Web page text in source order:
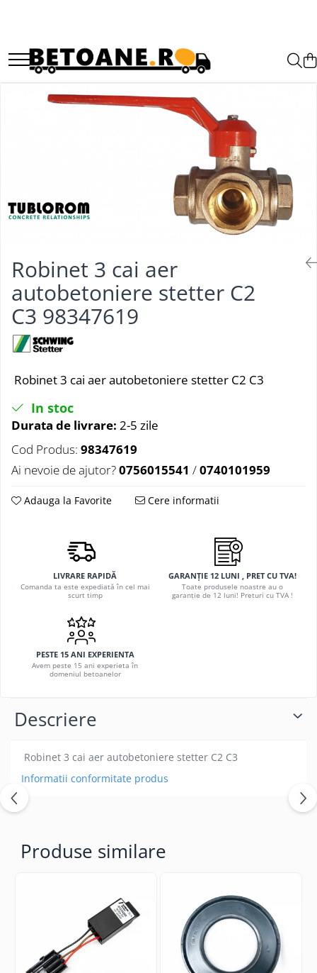
PIESE AUTOBETONIERE
AUTOBETONIERE STETTER
AUTOBETONIERE LIEBHERR
Robinet 3 cai aer
autobetoniere stetter C2
C3 98347619
Robinet 3 cai aer autobetoniere stetter C2 C3
In stoc
Durata de livrare: 2-5 zile
Cod Produs: 98347619
Ai nevoie de ajutor?0756015541 /0740101959
Adauga la Favorite Cere informatii
LIVRARE RAPIDĂ
Comanda ta este expediată în cel mai
scurt timp
GARANȚIE 12 LUNI , PRET CU TVA!
Toate produsele noastre au o
garanție de 12 luni! Preturi cu TVA !
PESTE 15 ANI EXPERIENTA
Avem peste 15 ani experieta în
domeniul betoanelor
Descriere
Robinet 3 cai aer autobetoniere stetter C2 C3
Informatii conformitate produs
Produse similare